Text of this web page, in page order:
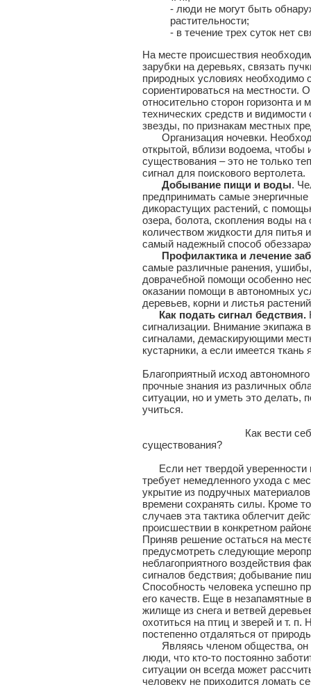
- люди не могут быть
растительности;
- в течение трех суток нет
На месте происшествия
зарубки на деревьях, связать
природных условиях необходимо
сориентироваться на местности.
относительно сторон горизонта
технических средств и
звезды, по признакам местных
Организация ночевки.
открытой, вблизи водоема, чтобы
существования – это не только
сигнал для поискового вертолета.
Добывание пищи и воды.
предпринимать самые
дикорастущих растений, с
озера, болота, скопления воды
количеством жидкости для питья
самый надежный способ
Профилактика и лечение
самые различные ранения, ушибы,
доврачебной помощи особенно
оказании помощи в автономных
деревьев, корни и листья
Как подать сигнал бедствия.
сигнализации. Внимание экипажа
сигналами, демаскирующими
кустарники, а если имеется ткань
Благоприятный исход
прочные знания из различных
ситуации, но и уметь это делать,
учиться.
Как вести себя человеку,
существования?
Если нет твердой уверенности
требует немедленного ухода с
укрытие из подручных
времени сохранять силы. Кроме
случаев эта тактика облегчит
происшествии в конкретном
Приняв решение остаться на
предусмотреть следующие
неблагоприятного воздействия
сигналов бедствия; добывание
Способность человека успешно
его качеств. Еще в незапамятные
жилище из снега и ветвей
охотиться на птиц и зверей и т.
постепенно отдаляться от
Являясь членом общества, он
люди, что кто-то постоянно
ситуации он всегда может
человеку не приходится ломать